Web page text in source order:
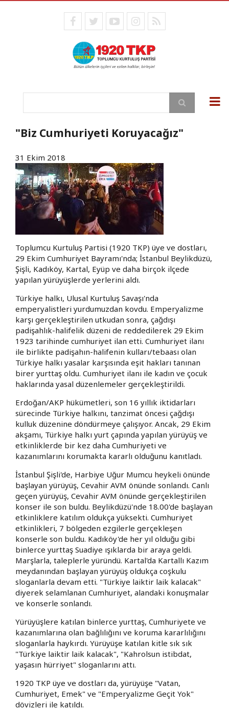
facebooktwitteryoutubeinstagram
RSS
Ara
"Biz Cumhuriyeti Koruyacağız"
31 Ekim 2018
Toplumcu Kurtuluş Partisi (1920 TKP) üye ve dostları,
29 Ekim Cumhuriyet Bayramı'nda; İstanbul Beylikdüzü,
Şişli, Kadıköy, Kartal, Eyüp ve daha birçok ilçede
yapılan yürüyüşlerde yerlerini aldı.
Türkiye halkı, Ulusal Kurtuluş Savaşı'nda
emperyalistleri yurdumuzdan kovdu. Emperyalizme
karşı gerçekleştirilen utkudan sonra, çağdışı
padişahlık-halifelik düzeni de reddedilerek 29 Ekim
1923 tarihinde cumhuriyet ilan etti. Cumhuriyet ilanı
ile birlikte padişahın-halifenin kulları/tebaası olan
Türkiye halkı yasalar karşısında eşit hakları tanınan
birer yurttaş oldu. Cumhuriyet ilanı ile kadın ve çocuk
haklarında yasal düzenlemeler gerçekleştirildi.
Erdoğan/AKP hükümetleri, son 16 yıllık iktidarları
sürecinde Türkiye halkını, tanzimat öncesi çağdışı
kulluk düzenine döndürmeye çalışıyor. Ancak, 29 Ekim
akşamı, Türkiye halkı yurt çapında yapılan yürüyüş ve
etkinliklerde bir kez daha Cumhuriyeti ve
kazanımlarını korumakta kararlı olduğunu kanıtladı.
İstanbul Şişli'de, Harbiye Uğur Mumcu heykeli önünde
başlayan yürüyüş, Cevahir AVM önünde sonlandı. Canlı
geçen yürüyüş, Cevahir AVM önünde gerçekleştirilen
konser ile son buldu. Beylikdüzü'nde 18.00'de başlayan
etkinliklere katılım oldukça yüksekti. Cumhuriyet
etkinlikleri, 7 bölgeden ezgilerle gerçekleşen
konserle son buldu. Kadıköy'de her yıl olduğu gibi
binlerce yurttaş Suadiye ışıklarda bir araya geldi.
Marşlarla, taleplerle yüründü. Kartal'da Kartallı Kazım
meydanından başlayan yürüyüş oldukça coşkulu
sloganlarla devam etti. "Türkiye laiktir laik kalacak"
diyerek selamlanan Cumhuriyet, alandaki konuşmalar
ve konserle sonlandı.
Yürüyüşlere katılan binlerce yurttaş, Cumhuriyete ve
kazanımlarına olan bağlılığını ve koruma kararlılığını
sloganlarla haykırdı. Yürüyüşe katılan kitle sık sık
"Türkiye laiktir laik kalacak", "Kahrolsun istibdat,
yaşasın hürriyet" sloganlarını attı.
1920 TKP üye ve dostları da, yürüyüşe "Vatan,
Cumhuriyet, Emek" ve "Emperyalizme Geçit Yok"
dövizleri ile katıldı.